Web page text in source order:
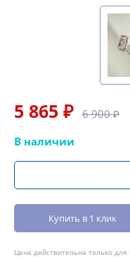
5 865 ₽ 6 900 ₽
В наличии
Купить в 1 клик
Цена действительна только